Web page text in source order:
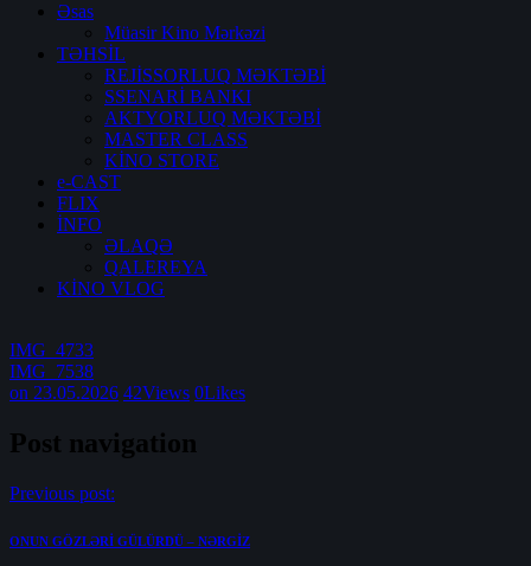
Əsas
Müasir Kino Mərkəzi
TƏHSİL
REJİSSORLUQ MƏKTƏBİ
SSENARİ BANKI
AKTYORLUQ MƏKTƏBİ
MASTER CLASS
KİNO STORE
e-CAST
FLIX
İNFO
ƏLAQƏ
QALEREYA
KİNO VLOG
IMG_4733
IMG_7538
on 23.05.2026 42Views 0Likes
Post navigation
Previous post:
ONUN GÖZLƏRİ GÜLÜRDÜ – NƏRGİZ